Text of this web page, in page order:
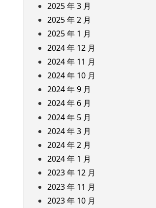
2025 年 3 月
2025 年 2 月
2025 年 1 月
2024 年 12 月
2024 年 11 月
2024 年 10 月
2024 年 9 月
2024 年 6 月
2024 年 5 月
2024 年 3 月
2024 年 2 月
2024 年 1 月
2023 年 12 月
2023 年 11 月
2023 年 10 月